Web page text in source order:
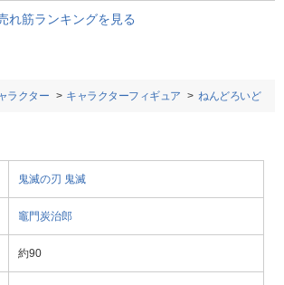
れ筋ランキングを見る
ラクター キャラクターフィギュア ねんどろいど
鬼滅の刃 鬼滅
竈門炭治郎
約90